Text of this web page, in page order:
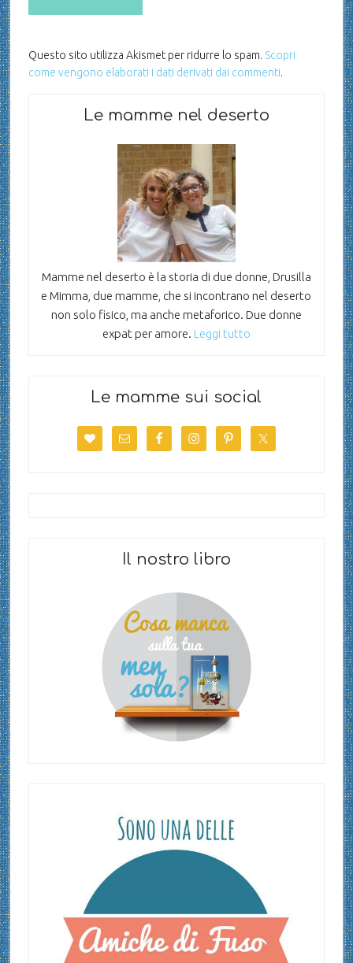
Questo sito utilizza Akismet per ridurre lo spam. Scopri
come vengono elaborati i dati derivati dai commenti.
Le mamme nel deserto
Mamme nel deserto è la storia di due donne, Drusilla
e Mimma, due mamme, che si incontrano nel deserto
non solo fisico, ma anche metaforico. Due donne
expat per amore. Leggi tutto
Le mamme sui social
Il nostro libro